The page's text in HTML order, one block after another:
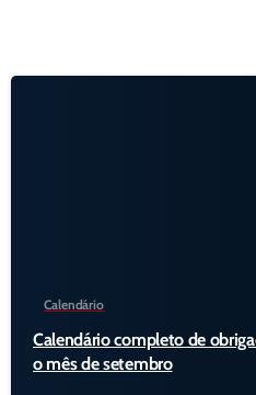
Calendário
Calendário completo de
o mês de setembro